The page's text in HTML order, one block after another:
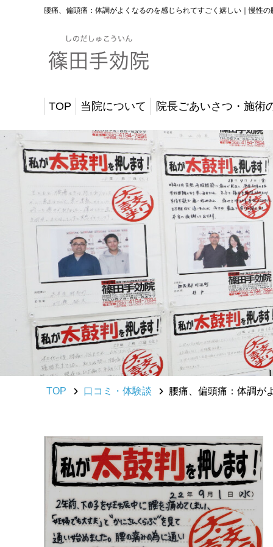
腰痛、偏頭痛：体調がよくなるのを感じられてすごく嬉しい｜慢性
TOP 当院について 院長ごあいさつ・施術
TOP 口コミ・体験談 腰痛、偏頭痛：体調が